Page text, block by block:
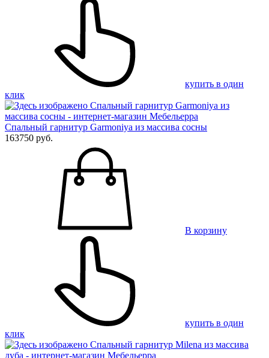
купить в один
клик
Спальный гарнитур Garmoniya из массива сосны
163750 руб.
В корзину
купить в один
клик